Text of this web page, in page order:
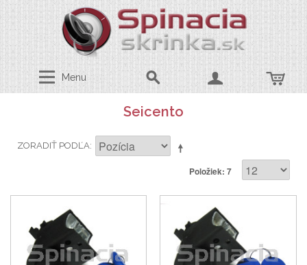
Menu
Seicento
ZORADIŤ PODĽA
Položiek: 7